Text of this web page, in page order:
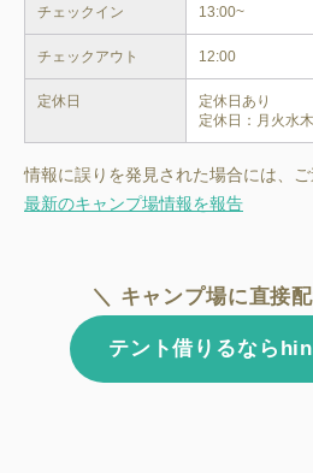
チェックイン 13:00~
チェックアウト 12:00
定休日
定休日あり
定休日：月火水
情報に誤りを発見された場合には、ご
最新のキャンプ場情報を報告
＼ キャンプ場に直接
テント借りるなら